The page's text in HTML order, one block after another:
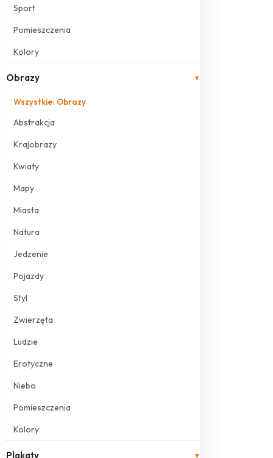
Sport
Pomieszczenia
Kolory
Obrazy ▾
Wszystkie: Obrazy
Abstrakcja
Krajobrazy
Kwiaty
Mapy
Miasta
Natura
Jedzenie
Pojazdy
Styl
Zwierzęta
Ludzie
Erotyczne
Niebo
Pomieszczenia
Kolory
Plakaty ▾